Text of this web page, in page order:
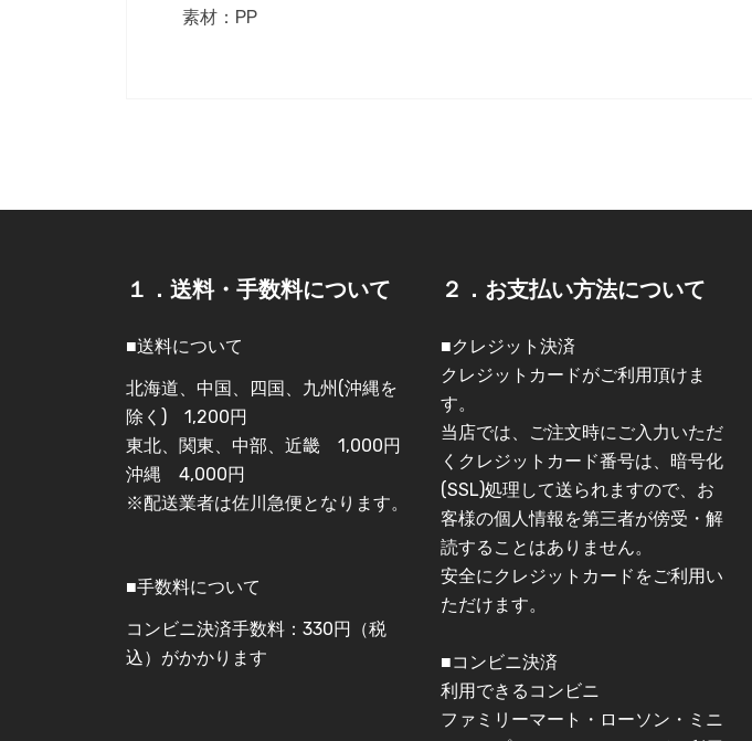
素材：PP
１．送料・手数料について
■送料について
北海道、中国、四国、九州(沖縄を
除く) 1,200円
東北、関東、中部、近畿 1,000円
沖縄 4,000円
※配送業者は佐川急便となります。
■手数料について
コンビニ決済手数料：330円（税
込）がかかります
２．お支払い方法について
■クレジット決済
クレジットカードがご利用頂けま
す。
当店では、ご注文時にご入力いただ
くクレジットカード番号は、暗号化
(SSL)処理して送られますので、お
客様の個人情報を第三者が傍受・解
読することはありません。
安全にクレジットカードをご利用い
ただけます。
■コンビニ決済
利用できるコンビニ
ファミリーマート・ローソン・ミニ